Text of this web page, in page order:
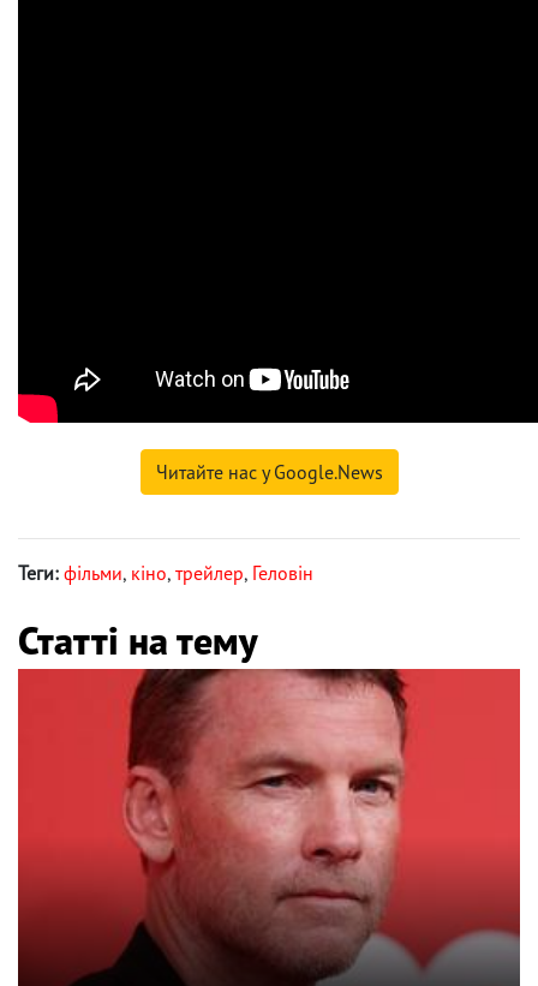
Читайте нас у Google.News
Теги: фільми, кіно, трейлер, Геловін
Статті на тему